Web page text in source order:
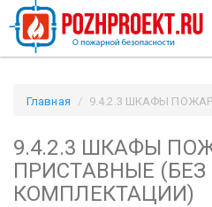
Главная
9.4.2.3 ШКАФЫ
9.4.2.3 ШКАФЫ
ПРИСТАВНЫЕ (БЕЗ
КОМПЛЕКТАЦИИ)